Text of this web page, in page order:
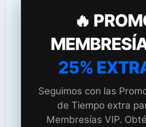
🔥
25%
Seguimos con las
de Tiempo extra
Membresías VIP.